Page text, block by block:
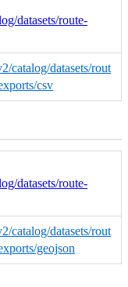
datasets/route-
catalog/datasets/rout
csv
datasets/route-
catalog/datasets/rout
geojson